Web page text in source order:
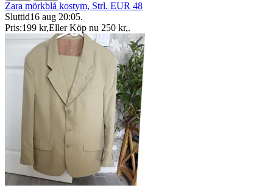
Zara mörkblå kostym, Strl. EUR 48
Sluttid16 aug 20:05.
Pris:199 kr,Eller Köp nu 250 kr,.